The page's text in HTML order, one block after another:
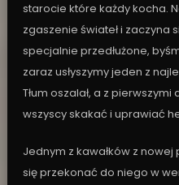
starocie które każdy kocha.
zgaszenie świateł i zaczyna
specjalnie przedłużone,
zaraz usłyszymy jeden z
Tłum oszalał, a z
wszyscy skakać i uprawiać
Jednym z kawałków z nowej
się przekonać do niego w